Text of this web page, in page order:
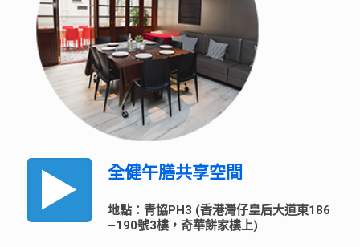
全健午膳共享空間
地點：青協PH3 (香港灣仔皇后大道東186
–190號3樓，奇華餅家樓上)